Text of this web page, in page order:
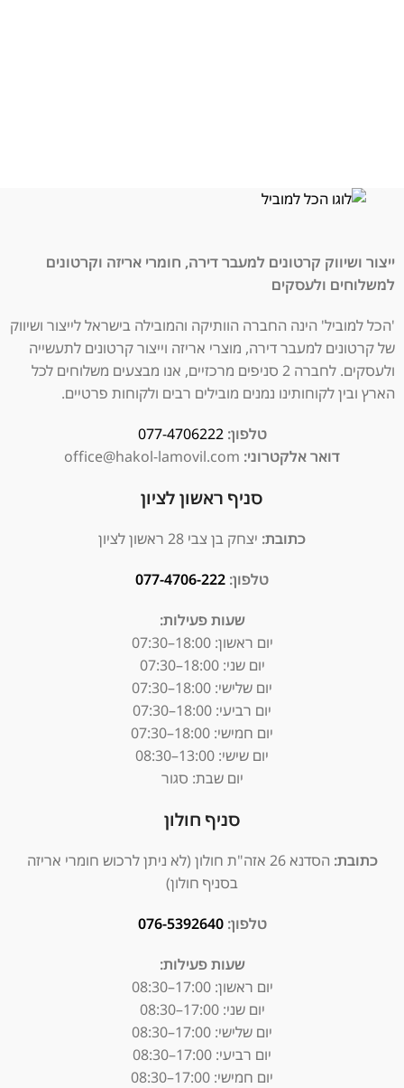
ייצור ושיווק קרטונים למעבר דירה, חומרי אריזה וקרטונים
למשלוחים ולעסקים
'הכל למוביל' הינה החברה הוותיקה והמובילה בישראל לייצור ושיווק
של קרטונים למעבר דירה, מוצרי אריזה וייצור קרטונים לתעשייה
ולעסקים. לחברה 2 סניפים מרכזיים, אנו מבצעים משלוחים לכל
הארץ ובין לקוחותינו נמנים מובילים רבים ולקוחות פרטיים.
טלפון: 077-4706222
דואר אלקטרוני:
סניף ראשון לציון
כתובת: יצחק בן צבי 28 ראשון לציון
טלפון: 077-4706-222
שעות פעילות:
יום ראשון:18:00–07:30
יום שני: 18:00–07:30
יום שלישי: 18:00–07:30
יום רביעי: 18:00–07:30
יום חמישי: 18:00–07:30
יום שישי: 13:00–08:30
יום שבת: סגור
סניף חולון
כתובת:
הסדנא 26 אזה"ת חולון (לא ניתן לרכוש חומרי אריזה
בסניף חולון)
טלפון: 076-5392640
שעות פעילות:
יום ראשון: 17:00–08:30
יום שני: 17:00–08:30
יום שלישי: 17:00–08:30
יום רביעי: 17:00–08:30
יום חמישי: 17:00–08:30